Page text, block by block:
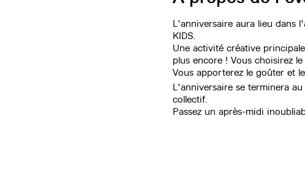
L'anniversaire aura lieu dans
KIDS.
Une activité créative
plus encore ! Vous choisirez
Vous apporterez le goûter et
L'anniversaire se terminera
collectif.
Passez un après-midi